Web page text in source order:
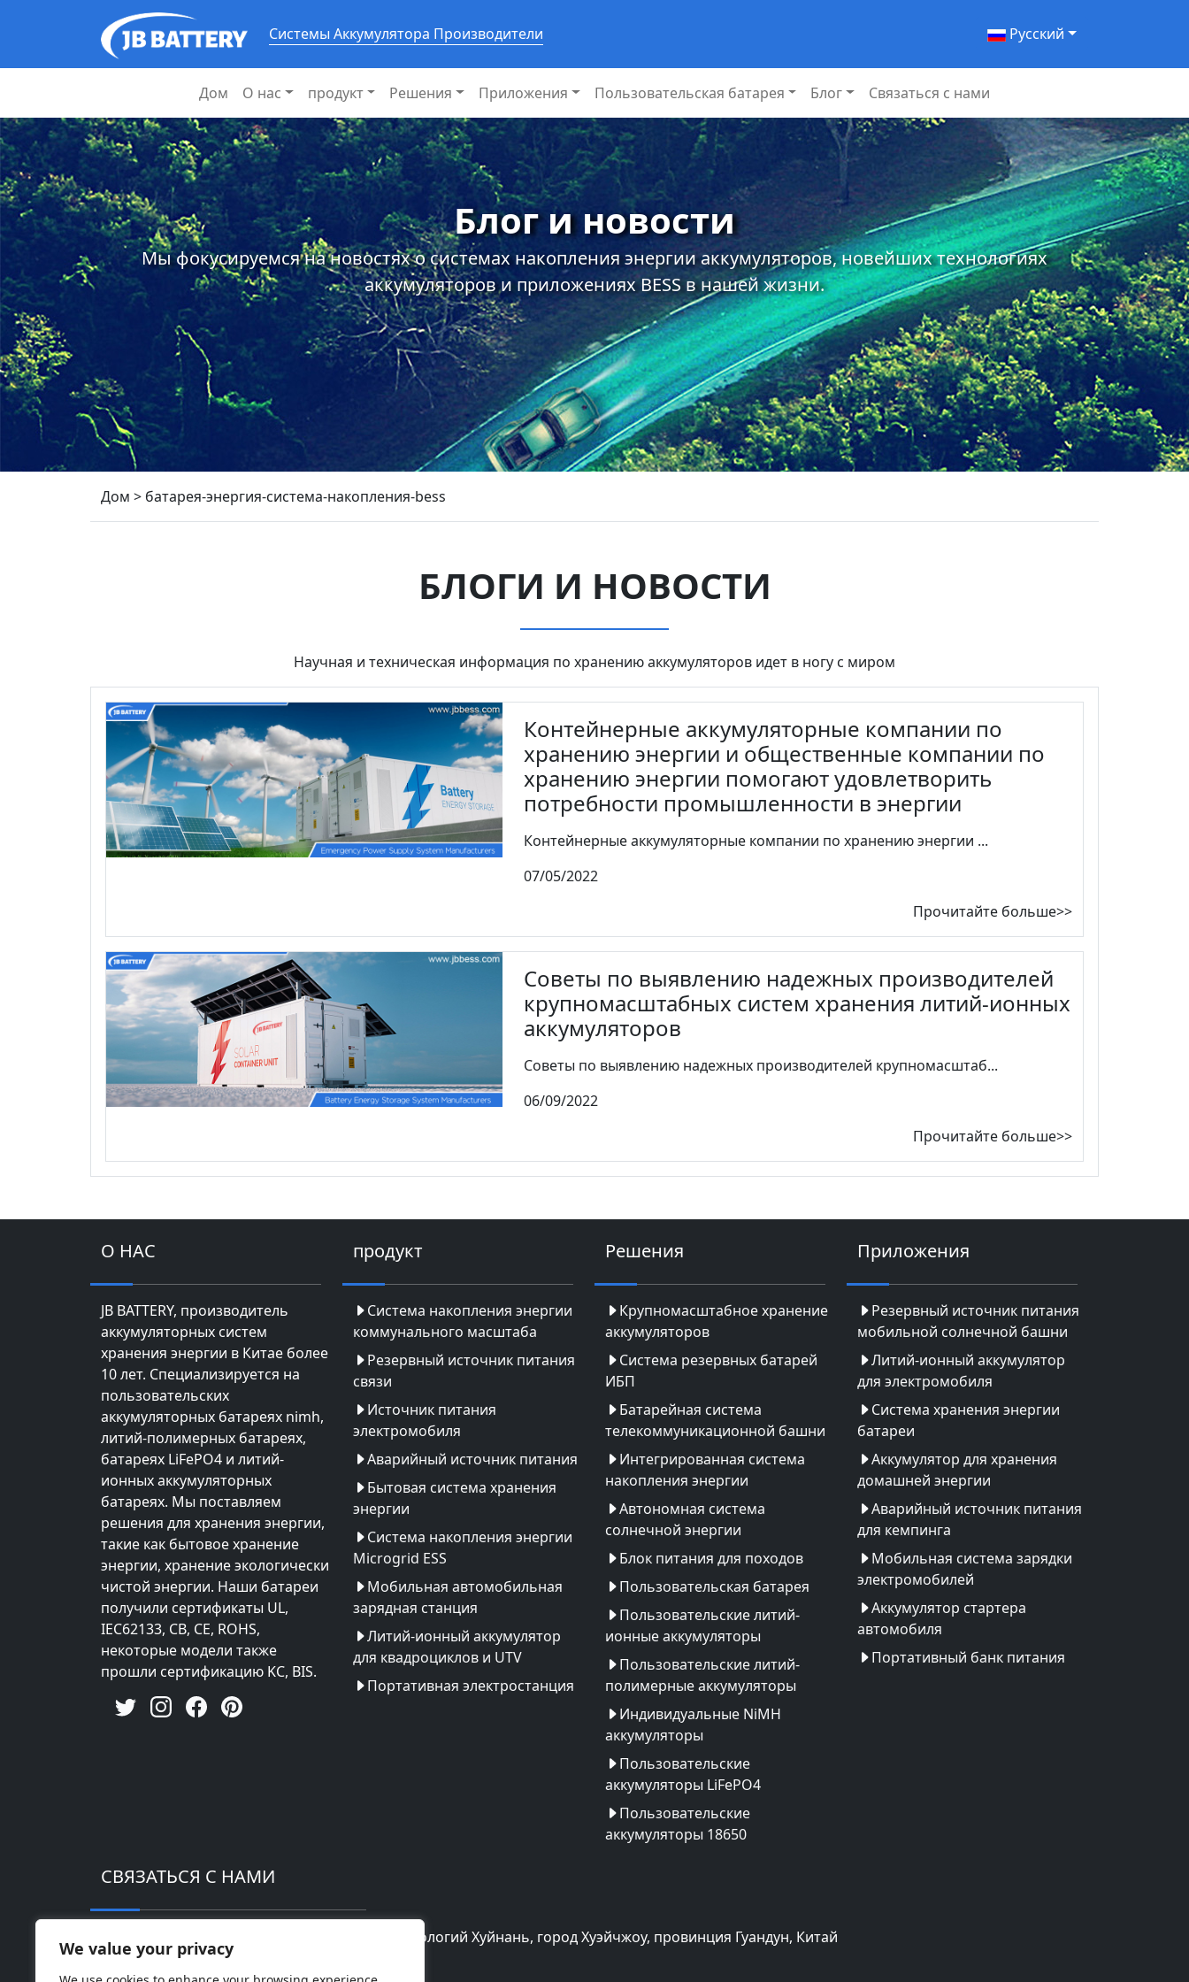
We value your privacy
Системы Аккумулятора Производители Pусский
Дом О нас продукт Решения Приложения Пользовательская батарея Блог Связаться с нами
Блог и новости
Мы фокусируемся на новостях о системах накопления энергии аккумуляторов, новейших технологиях
аккумуляторов и приложениях BESS в нашей жизни.
Дом > батарея-энергия-система-накопления-bess
БЛОГИ И НОВОСТИ
Научная и техническая информация по хранению аккумуляторов идет в ногу с миром
Контейнерные аккумуляторные компании по
хранению энергии и общественные компании по
хранению энергии помогают удовлетворить
потребности промышленности в энергии
Контейнерные аккумуляторные компании по хранению энергии ...
07/05/2022
Прочитайте больше>>
Советы по выявлению надежных производителей
крупномасштабных систем хранения литий-ионных
аккумуляторов
Советы по выявлению надежных производителей крупномасштаб...
06/09/2022
Прочитайте больше>>
О НАС
JB BATTERY, производитель
аккумуляторных систем
хранения энергии в Китае более
10 лет. Специализируется на
пользовательских
аккумуляторных батареях nimh,
литий-полимерных батареях,
батареях LiFePO4 и литий-
ионных аккумуляторных
батареях. Мы поставляем
решения для хранения энергии,
такие как бытовое хранение
энергии, хранение экологически
чистой энергии. Наши батареи
получили сертификаты UL,
IEC62133, CB, CE, ROHS,
некоторые модели также
прошли сертификацию KC, BIS.
продукт
Система накопления энергии
коммунального масштаба
Резервный источник питания
связи
Источник питания
электромобиля
Аварийный источник питания
Бытовая система хранения
энергии
Система накопления энергии
Microgrid ESS
Мобильная автомобильная
зарядная станция
Литий-ионный аккумулятор
для квадроциклов и UTV
Портативная электростанция
Решения
Крупномасштабное хранение
аккумуляторов
Система резервных батарей
ИБП
Батарейная система
телекоммуникационной башни
Интегрированная система
накопления энергии
Автономная система
солнечной энергии
Блок питания для походов
Пользовательская батарея
Пользовательские литий-
ионные аккумуляторы
Пользовательские литий-
полимерные аккумуляторы
Индивидуальные NiMH
аккумуляторы
Пользовательские
аккумуляторы LiFePO4
Пользовательские
аккумуляторы 18650
Приложения
Резервный источник питания
мобильной солнечной башни
Литий-ионный аккумулятор
для электромобиля
Система хранения энергии
батареи
Аккумулятор для хранения
домашней энергии
Аварийный источник питания
для кемпинга
Мобильная система зарядки
электромобилей
Аккумулятор стартера
автомобиля
Портативный банк питания
СВЯЗАТЬСЯ С НАМИ
Адрес: Промышленный парк высоких технологий Хуйнань, город Хуэйчжоу, провинция Гуандун, Китай
Телефон: 0086-18169936698